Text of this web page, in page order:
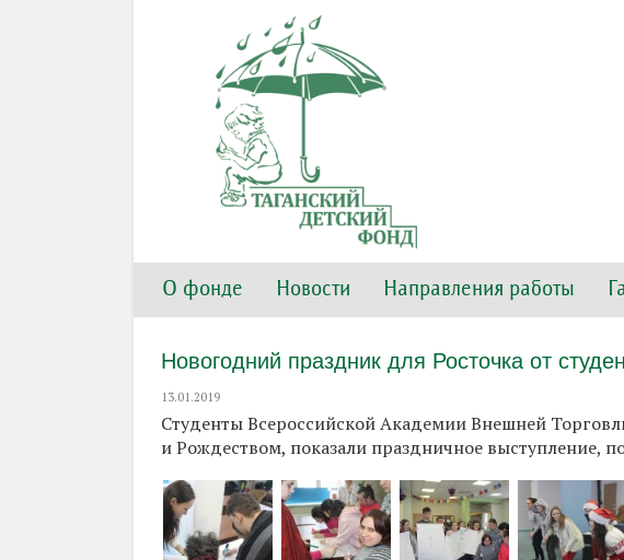
О фонде Новости Направления работы
Новогодний праздник для Росточка от
13.01.2019
Студенты Всероссийской Академии Внешней
и Рождеством, показали праздничное выступление,